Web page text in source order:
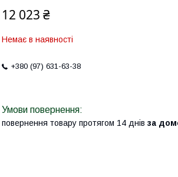
12 023 ₴
Немає в наявності
+380 (97) 631-63-38
повернення товару протягом 14 днів за